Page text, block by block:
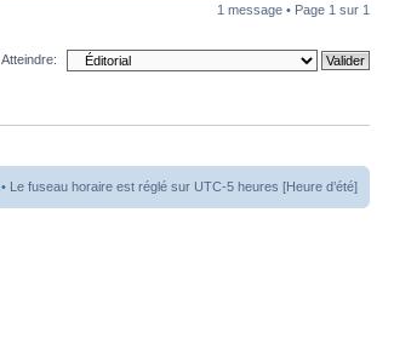
1 message • Page 1 sur 1
Atteindre:
• Le fuseau horaire est réglé sur UTC-5 heures [Heure d’été]